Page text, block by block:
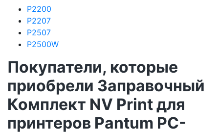
P2200
P2207
P2507
P2500W
Покупатели, которые
приобрели Заправочный
Комплект NV Print для
принтеров Pantum PC-